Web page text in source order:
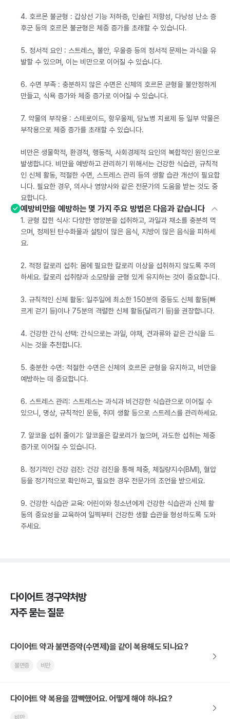
4. 호르몬 불균형 : 갑상선 기능 저하증, 인슐린 저항성, 다낭성 난소 증
후군 등의 호르몬 불균형은 체중 증가를 초래할 수 있습니다.
5. 정서적 요인 : 스트레스, 불안, 우울증 등의 정서적 문제는 과식을 유
발할 수 있으며, 이는 비만으로 이어질 수 있습니다.
6. 수면 부족 : 충분하지 않은 수면은 신체의 호르몬 균형을 불안정하게
만들고, 식욕 증가와 체중 증가로 이어질 수 있습니다.
7. 약물의 부작용 : 스테로이드, 항우울제, 당뇨병 치료제 등 일부 약물은
부작용으로 체중 증가를 초래할 수 있습니다.
비만은 생물학적, 환경적, 행동적, 사회경제적 요인의 복합적인 원인으로
발생합니다. 비만을 예방하고 관리하기 위해서는 건강한 식습관, 규칙적
인 신체 활동, 적절한 수면, 스트레스 관리 등의 생활 습관 개선이 필요합
니다. 필요한 경우, 의사나 영양사와 같은 전문가의 도움을 받는 것도 중
요합니다.
예방비만을 예방하는 몇 가지 주요 방법은 다음과 같습니다
1. 균형 잡힌 식사: 다양한 영양분을 섭취하고, 과일과 채소를 충분히 먹
으며, 정제된 탄수화물과 설탕이 많은 음식, 지방이 많은 음식을 피하세
요.
2. 적정 칼로리 섭취: 몸에 필요한 칼로리 이상을 섭취하지 않도록 주의
하세요. 칼로리 섭취량과 소모량을 균형 있게 유지하는 것이 중요합니다.
3. 규칙적인 신체 활동: 일주일에 최소한 150분의 중등도 신체 활동(빠
르게 걷기 등)이나 75분의 격렬한 신체 활동(달리기 등)을 권장합니다.
4. 건강한 간식 선택: 간식으로는 과일, 야채, 견과류와 같은 간식을 드
시는 것을 추천합니다.
5. 충분한 수면: 적절한 수면은 신체의 호르몬 균형을 유지하고, 비만을
예방하는 데 중요합니다.
6. 스트레스 관리: 스트레스는 과식과 비건강한 식습관으로 이어질 수
있으니, 명상, 규칙적인 운동, 취미 생활 등으로 스트레스를 관리하세요.
7. 알코올 섭취 줄이기: 알코올은 칼로리가 높으며, 과도한 섭취는 체중
증가로 이어질 수 있습니다.
8. 정기적인 건강 검진: 건강 검진을 통해 체중, 체질량지수(BMI), 혈압
등을 정기적으로 확인하고, 필요한 경우 전문가의 조언을 받으세요.
9. 건강한 식습관 교육: 어린이와 청소년에게 건강한 식습관과 신체 활
동의 중요성을 교육하여 일찍부터 건강한 생활 습관을 형성하도록 도와
주세요.
다이어트 경구약처방
자주 묻는 질문
다이어트 약과 불면증약(수면제)을 같이 복용해도 되나요?
불면증 비만
다이어트 약 복용을 깜빡했어요. 어떻게 해야 하나요?
비만